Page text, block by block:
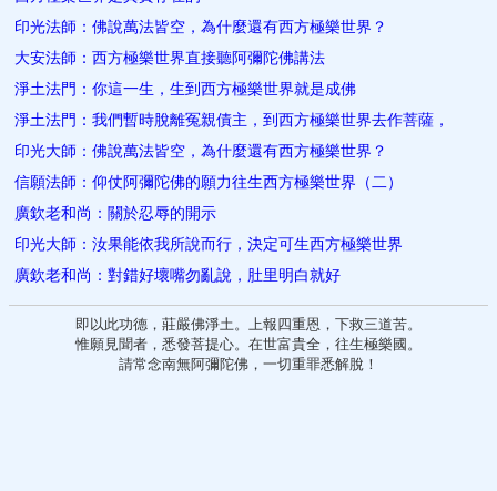
印光法師：佛說萬法皆空，為什麼還有西方極樂世界？
大安法師：西方極樂世界直接聽阿彌陀佛講法
淨土法門：你這一生，生到西方極樂世界就是成佛
淨土法門：我們暫時脫離冤親債主，到西方極樂世界去作菩薩，
印光大師：佛說萬法皆空，為什麼還有西方極樂世界？
信願法師：仰仗阿彌陀佛的願力往生西方極樂世界（二）
廣欽老和尚：關於忍辱的開示
印光大師：汝果能依我所說而行，決定可生西方極樂世界
廣欽老和尚：對錯好壞嘴勿亂說，肚​里明白就好
即以此功德，莊嚴佛淨土。上報四重恩，下救三道苦。
惟願見聞者，悉發菩提心。在世富貴全，往生極樂國。
請常念南無阿彌陀佛，一切重罪悉解脫！